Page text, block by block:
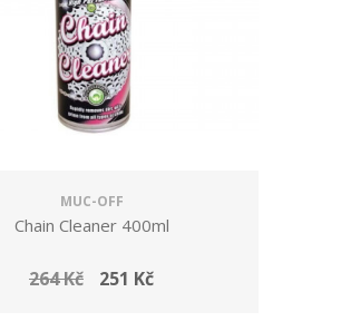
MUC-OFF
Chain Cleaner 400ml
264 Kč 251 Kč